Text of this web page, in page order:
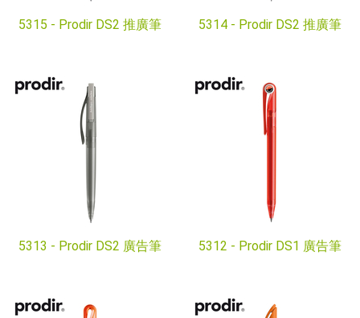
5315 - Prodir DS2 推廣筆 5314 - Prodir DS2 推廣筆
5313 - Prodir DS2 廣告筆 5312 - Prodir DS1 廣告筆